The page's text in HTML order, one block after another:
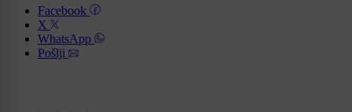
Facebook
X
WhatsApp
Pošlji